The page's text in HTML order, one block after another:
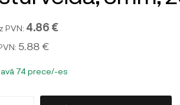
PVN: 4.86 €
5.88 €
74 prece/-es